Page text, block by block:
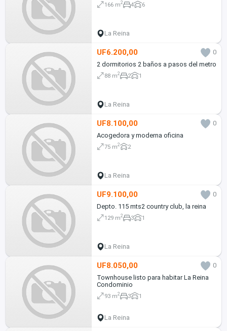
166 m2 4 6
La Reina
UF6.200,00
0
2 dormitorios 2 baños a pasos del metro
88 m2 2 1
La Reina
UF8.100,00
0
Acogedora y moderna oficina
75 m2 2
La Reina
UF9.100,00
0
Depto. 115 mts2 country club, la reina
129 m2 3 1
La Reina
UF8.050,00
0
Townhouse listo para habitar La Reina
Condominio
93 m2 3 1
La Reina